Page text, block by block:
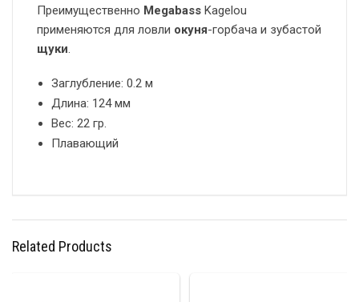
Преимущественно Megabass Kagelou
применяются для ловли окуня-горбача и зубастой
щуки.
Заглубление: 0.2 м
Длина: 124 мм
Вес: 22 гр.
Плавающий
Related Products